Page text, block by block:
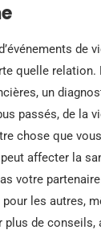
de
quelle relation.
un
passés, de la
chose que
affecter la
votre
les autres,
de conseils,